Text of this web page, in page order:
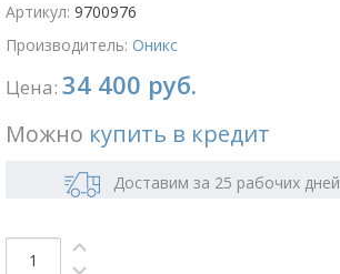
Артикул: 9700976
Производитель: Оникс
Цена: 34 400 руб.
Можно купить в кредит
Доставим за 25 рабочих дней